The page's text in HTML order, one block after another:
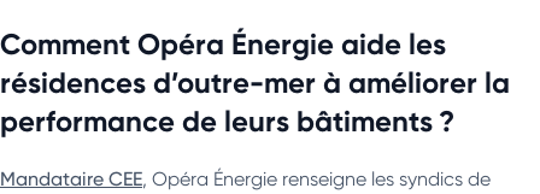
Comment Opéra Énergie aide les
résidences d’outre-mer à améliorer la
performance de leurs bâtiments ?
Mandataire CEE, Opéra Énergie renseigne les syndics de